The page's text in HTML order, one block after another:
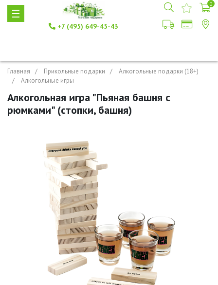
+7 (495) 649-45-43
0
Главная Прикольные подарки
Алкогольные подарки (18+)
Алкогольные игры
Алкогольная игра "Пьяная башня с
рюмками" (стопки, башня)